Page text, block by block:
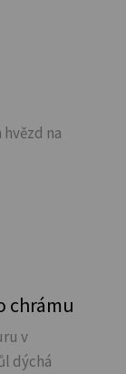
na
chrámu
v
dýchá